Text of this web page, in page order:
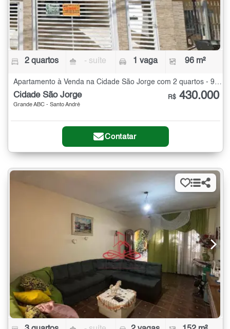
2 quartos - suíte 1 vaga 96 m²
Apartamento à Venda na Cidade São Jorge com 2 quartos - 96 m²
Cidade São Jorge
Grande ABC - Santo André
R$ 430.000
Contatar